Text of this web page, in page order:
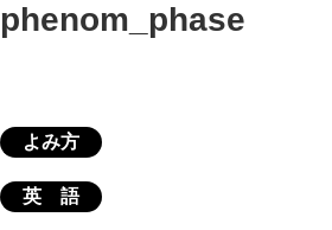
phenom_phase
よみ方
英 語